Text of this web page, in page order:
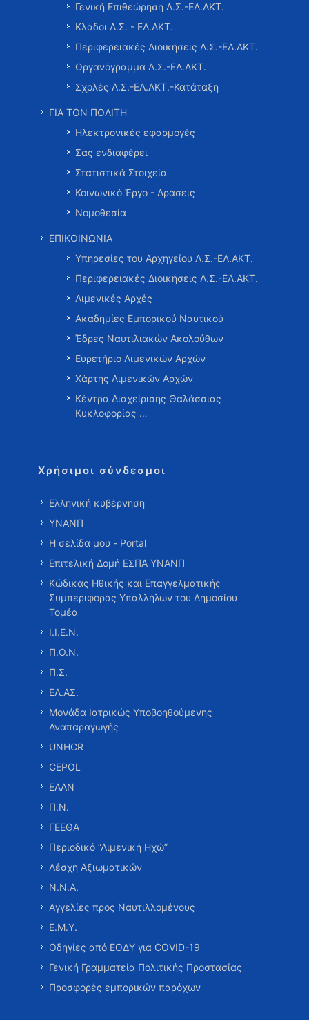
Γενική Επιθεώρηση Λ.Σ.-ΕΛ.ΑΚΤ.
Κλάδοι Λ.Σ. - ΕΛ.ΑΚΤ.
Περιφερειακές Διοικήσεις Λ.Σ.-ΕΛ.ΑΚΤ.
Οργανόγραμμα Λ.Σ.-ΕΛ.ΑΚΤ.
Σχολές Λ.Σ.-ΕΛ.ΑΚΤ.-Κατάταξη
ΓΙΑ ΤΟΝ ΠΟΛΙΤΗ
Ηλεκτρονικές εφαρμογές
Σας ενδιαφέρει
Στατιστικά Στοιχεία
Κοινωνικό Έργο - Δράσεις
Νομοθεσία
ΕΠΙΚΟΙΝΩΝΙΑ
Υπηρεσίες του Αρχηγείου Λ.Σ.-ΕΛ.ΑΚΤ.
Περιφερειακές Διοικήσεις Λ.Σ.-ΕΛ.ΑΚΤ.
Λιμενικές Αρχές
Ακαδημίες Εμπορικού Ναυτικού
Έδρες Ναυτιλιακών Ακολούθων
Ευρετήριο Λιμενικών Αρχών
Χάρτης Λιμενικών Αρχών
Κέντρα Διαχείρισης Θαλάσσιας
Κυκλοφορίας …
Χρήσιμοι σύνδεσμοι
Ελληνική κυβέρνηση
ΥΝΑΝΠ
Η σελίδα μου - Portal
Επιτελική Δομή ΕΣΠΑ ΥΝΑΝΠ
Κώδικας Ηθικής και Επαγγελματικής
Συμπεριφοράς Υπαλλήλων του Δημοσίου
Τομέα
Ι.Ι.Ε.Ν.
Π.Ο.Ν.
Π.Σ.
ΕΛ.ΑΣ.
Μονάδα Ιατρικώς Υποβοηθούμενης
Αναπαραγωγής
UNHCR
CEPOL
ΕΑΑΝ
Π.Ν.
ΓΕΕΘΑ
Περιοδικό “Λιμενική Ηχώ”
Λέσχη Αξιωματικών
Ν.Ν.Α.
Αγγελίες προς Ναυτιλλομένους
Ε.Μ.Υ.
Οδηγίες από ΕΟΔΥ για COVID-19
Γενική Γραμματεία Πολιτικής Προστασίας
Προσφορές εμπορικών παρόχων